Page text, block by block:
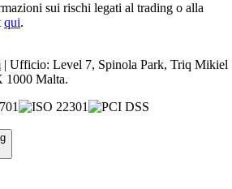
sui rischi legati al trading o alla
qui.
| Ufficio: Level 7, Spinola Park, Triq Mikiel
1000 Malta.